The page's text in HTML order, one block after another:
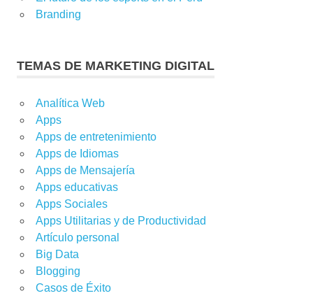
Branding
TEMAS DE MARKETING DIGITAL
Analítica Web
Apps
Apps de entretenimiento
Apps de Idiomas
Apps de Mensajería
Apps educativas
Apps Sociales
Apps Utilitarias y de Productividad
Artículo personal
Big Data
Blogging
Casos de Éxito